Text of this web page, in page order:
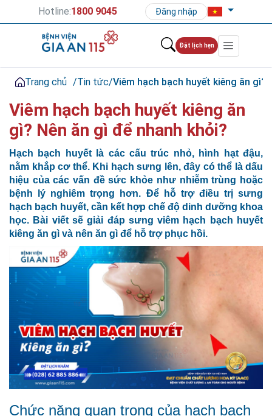
Hotline:1800 9045 Đăng nhập
Đặt lịch hẹn
Trang chủ /Tin tức/Viêm hạch bạch huyết kiêng ăn gì?
Viêm hạch bạch huyết kiêng ăn
gì? Nên ăn gì để nhanh khỏi?
Hạch bạch huyết là các cấu trúc nhỏ, hình hạt đậu,
nằm khắp cơ thể. Khi hạch sưng lên, đây có thể là dấu
hiệu của các vấn đề sức khỏe như nhiễm trùng hoặc
bệnh lý nghiêm trọng hơn. Để hỗ trợ điều trị sưng
hạch bạch huyết, cần kết hợp chế độ dinh dưỡng khoa
học. Bài viết sẽ giải đáp sưng viêm hạch bạch huyết
kiêng ăn gì và nên ăn gì để hỗ trợ phục hồi.
Chức năng quan trọng của hạch bạch